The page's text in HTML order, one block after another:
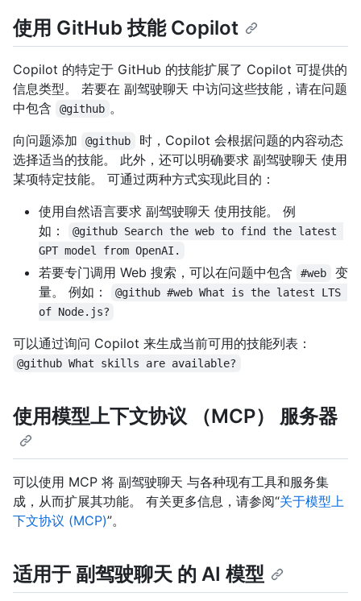
使用 GitHub 技能 Copilot
Copilot 的特定于 GitHub 的技能扩展了 Copilot 可提供的
信息类型。 若要在 副驾驶聊天 中访问这些技能，请在问题
中包含
@github 。
向问题添加
@github
时，Copilot 会根据问题的内容动态
选择适当的技能。 此外，还可以明确要求 副驾驶聊天 使用
某项特定技能。 可通过两种方式实现此目的：
使用自然语言要求 副驾驶聊天 使用技能。 例
如：
@github Search the web to find the latest
GPT model from OpenAI.
若要专门调用 Web 搜索，可以在问题中包含 #web
变
量。 例如：
@github #web What is the latest LTS
of Node.js?
可以通过询问 Copilot 来生成当前可用的技能列表：
@github What skills are available?
使用模型上下文协议 （MCP） 服务器
可以使用 MCP 将 副驾驶聊天 与各种现有工具和服务集
成，从而扩展其功能。 有关更多信息，请参阅“关于模型上
下文协议 (MCP)”。
适用于 副驾驶聊天 的 AI 模型